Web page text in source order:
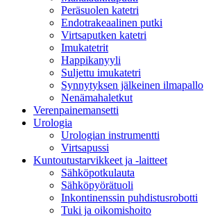
Peräsuolen katetri
Endotrakeaalinen putki
Virtsaputken katetri
Imukatetrit
Happikanyyli
Suljettu imukatetri
Synnytyksen jälkeinen ilmapallo
Nenämahaletkut
Verenpainemansetti
Urologia
Urologian instrumentti
Virtsapussi
Kuntoutustarvikkeet ja -laitteet
Sähköpotkulauta
Sähköpyörätuoli
Inkontinenssin puhdistusrobotti
Tuki ja oikomishoito